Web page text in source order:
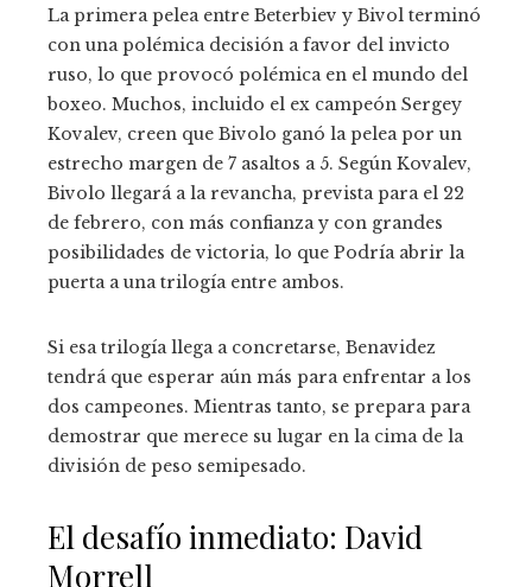
La primera pelea entre Beterbiev y Bivol terminó
con una polémica decisión a favor del invicto
ruso, lo que provocó polémica en el mundo del
boxeo. Muchos, incluido el ex campeón Sergey
Kovalev, creen que Bivolo ganó la pelea por un
estrecho margen de 7 asaltos a 5. Según Kovalev,
Bivolo llegará a la revancha, prevista para el 22
de febrero, con más confianza y con grandes
posibilidades de victoria, lo que Podría abrir la
puerta a una trilogía entre ambos.
Si esa trilogía llega a concretarse, Benavidez
tendrá que esperar aún más para enfrentar a los
dos campeones. Mientras tanto, se prepara para
demostrar que merece su lugar en la cima de la
división de peso semipesado.
El desafío inmediato: David
Morrell